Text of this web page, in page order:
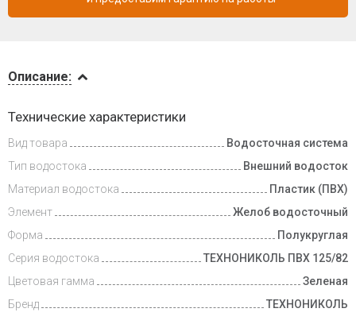
Доставка
Описание:
Технические характеристики
Вид товара
Водосточная система
Тип водостока
Внешний водосток
Материал водостока
Пластик (ПВХ)
Элемент
Желоб водосточный
Форма
Полукруглая
Серия водостока
ТЕХНОНИКОЛЬ ПВХ 125/82
Цветовая гамма
Зеленая
Бренд
ТЕХНОНИКОЛЬ